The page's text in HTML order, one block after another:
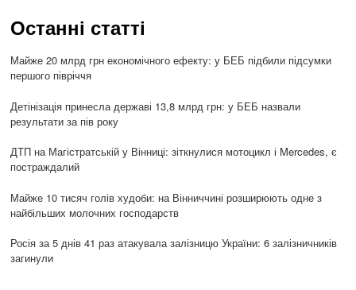
Останні статті
Майже 20 млрд грн економічного ефекту: у БЕБ підбили підсумки
першого півріччя
Детінізація принесла державі 13,8 млрд грн: у БЕБ назвали
результати за пів року
ДТП на Магістратській у Вінниці: зіткнулися мотоцикл і Mercedes, є
постраждалий
Майже 10 тисяч голів худоби: на Вінниччині розширюють одне з
найбільших молочних господарств
Росія за 5 днів 41 раз атакувала залізницю України: 6 залізничників
загинули